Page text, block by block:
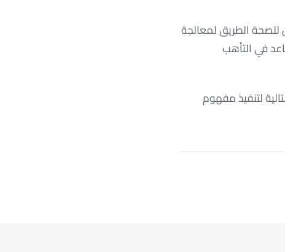
للصحة الطريق لمعالجة
في التأهب
لتنفيذ مفهوم